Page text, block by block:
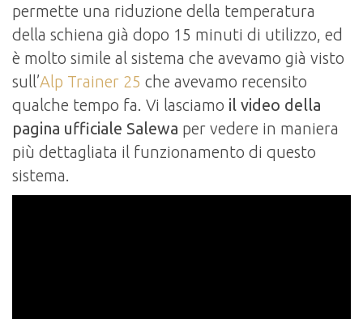
permette una riduzione della temperatura
della schiena già dopo 15 minuti di utilizzo, ed
è molto simile al sistema che avevamo già visto
sull’Alp Trainer 25 che avevamo recensito
qualche tempo fa. Vi lasciamo il video della
pagina ufficiale Salewa per vedere in maniera
più dettagliata il funzionamento di questo
sistema.